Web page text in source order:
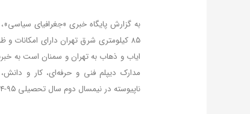
به گزارش پایگاه خبری «جغرافیای سیاسی»،
۸۵ کیلومتری شرق تهران دارای
مدارک دیپلم فنی و حرفه‌ای، کار و
ناپیوسته در نیمسال دوم سال تحصیلی ۹۵-۹۴ بدون کنکور دانشجو می‌پذیرد.